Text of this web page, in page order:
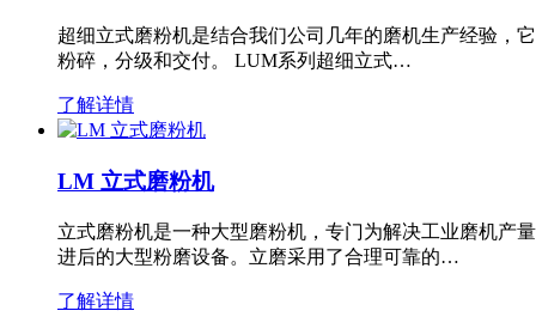
超细立式磨粉机是结合我们公司几年的磨机生产经验，
粉碎，分级和交付。 LUM系列超细立式…
了解详情
LM 立式磨粉机
立式磨粉机是一种大型磨粉机，专门为解决工业磨机产
进后的大型粉磨设备。立磨采用了合理可靠的…
了解详情